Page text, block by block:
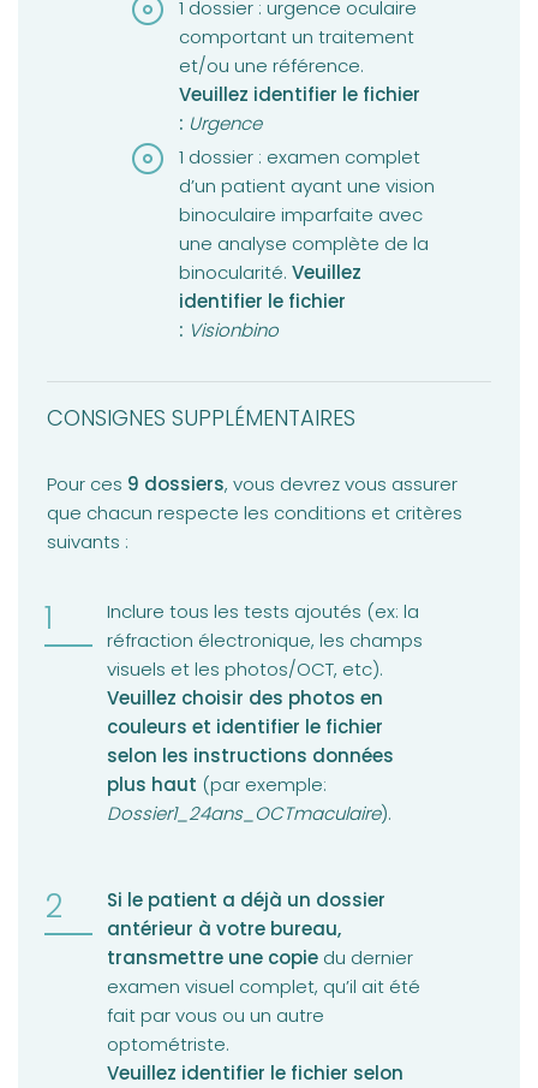
1 dossier : urgence oculaire
comportant un traitement
et/ou une référence.
Veuillez identifier le fichier
: Urgence
1 dossier : examen complet
d’un patient ayant une vision
binoculaire imparfaite avec
une analyse complète de la
binocularité.Veuillez
identifier le fichier
: Visionbino
CONSIGNES SUPPLÉMENTAIRES
Pour ces 9 dossiers, vous devrez vous assurer
que chacun respecte les conditions et critères
suivants :
Inclure tous les tests ajoutés (ex: la
réfraction électronique, les champs
visuels et les photos/OCT, etc).
Veuillez choisir des photos en
couleurs et identifier le fichier
selon les instructions données
plus haut (par exemple:
Dossier1_24ans_OCTmaculaire).
Si le patient a déjà un dossier
antérieur à votre bureau,
transmettre une copie du dernier
examen visuel complet, qu’il ait été
fait par vous ou un autre
optométriste.
Veuillez identifier le fichier selon